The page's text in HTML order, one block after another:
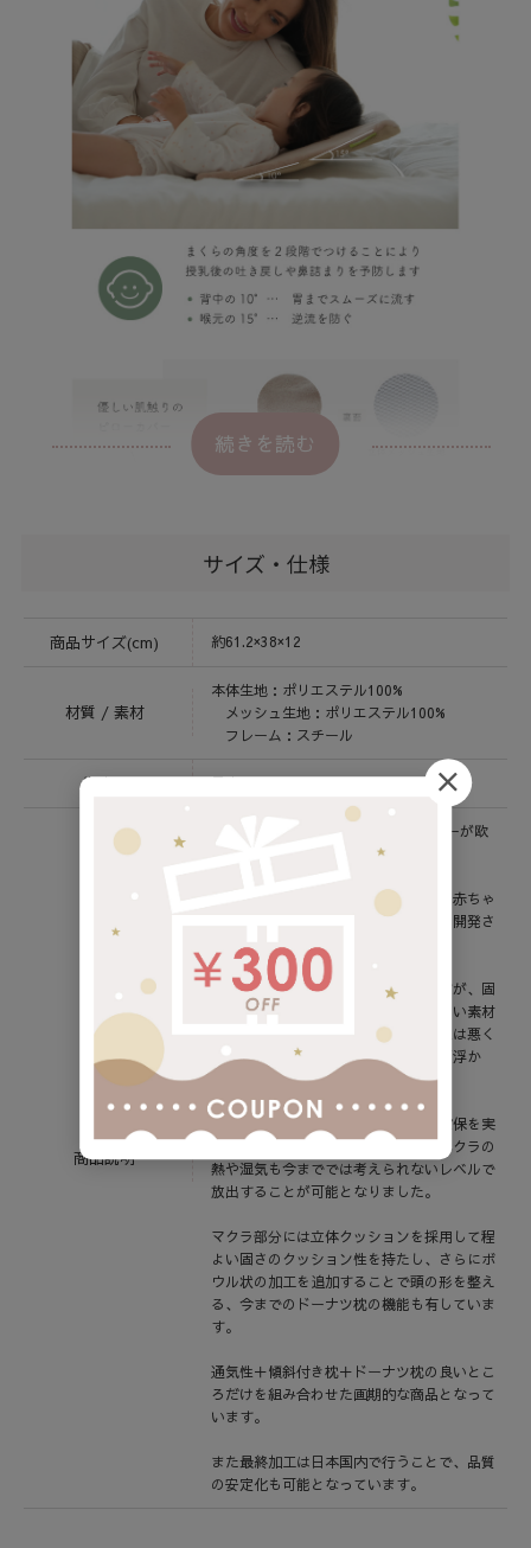
続きを読む
サイズ・仕様
商品サイズ(cm) 約61.2×38×12
材質 / 素材
本体生地：ポリエステル100%
メッシュ生地：ポリエステル100%
フレーム：スチール
生産国 日本
商品説明
babubu.は日本人プロダクトデザイナーが欧
州で立ち上げたベビーブランドです。
バブブエアリングピローは、今までの赤ちゃ
ん用マクラの問題点を徹底的に見直し開発さ
れました。
傾斜がついたマクラは他でもありますが、固
綿やウレタンなどどれだけ通気性のよい素材
をつかっても、密度がある限り通気性は悪く
なります。そこで考え着いた答えが「浮か
す」という構造です。
マクラを浮かすことにより通気性の確保を実
現し、熱のこもりやすい赤ちゃん用マクラの
熱や湿気も今まででは考えられないレベルで
放出することが可能となりました。
マクラ部分には立体クッションを採用して程
よい固さのクッション性を持たし、さらにボ
ウル状の加工を追加することで頭の形を整え
る、今までのドーナツ枕の機能も有していま
す。
通気性＋傾斜付き枕＋ドーナツ枕の良いとこ
ろだけを組み合わせた画期的な商品となって
います。
また最終加工は日本国内で行うことで、品質
の安定化も可能となっています。